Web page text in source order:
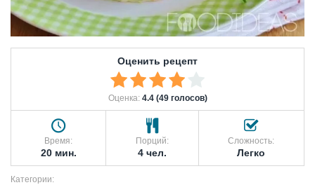
Оценить рецепт
Оценка: 4.4 (49 голосов)
Время:
20 мин.
Порций:
4 чел.
Сложность:
Легко
Категории: